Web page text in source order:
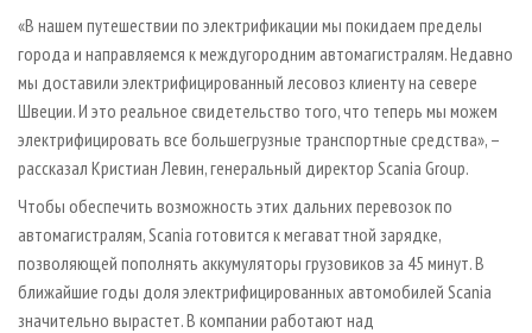
ИНСТРУМЕНТ И МАТЕРИАЛЫ
БИБЛИОТЕКА СПЕЦИАЛИСТА
«В нашем путешествии по электрификации мы покидаем пределы
города и направляемся к междугородним автомагистралям. Недавно
мы доставили электрифицированный лесовоз клиенту на севере
Швеции. И это реальное свидетельство того, что теперь мы можем
электрифицировать все большегрузные транспортные средства», –
рассказал Кристиан Левин, генеральный директор Scania Group.
Чтобы обеспечить возможность этих дальних перевозок по
автомагистралям, Scania готовится к мегаваттной зарядке,
позволяющей пополнять аккумуляторы грузовиков за 45 минут. В
ближайшие годы доля электрифицированных автомобилей Scania
значительно вырастет. В компании работают над